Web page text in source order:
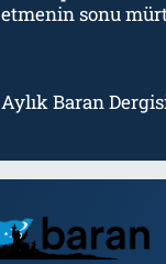
etmenin sonu
Aylık Baran